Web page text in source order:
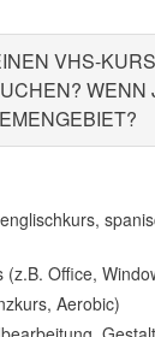
Maxhütte-Haidhof
VHS-
WENN
(z.B. Office,
Aerobic)